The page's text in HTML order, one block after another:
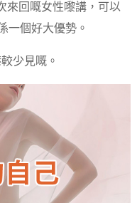
來回嘅女性嚟講，可以
一個好大優勢。
少見嘅。